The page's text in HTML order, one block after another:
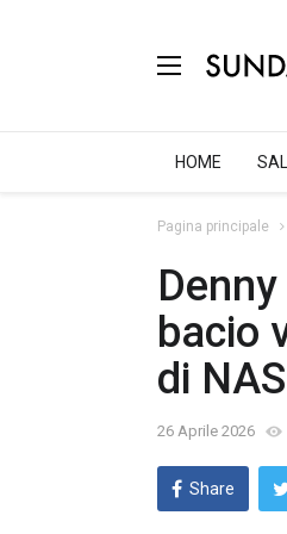
HOME
Pagina principale
bacio
di
26 Aprile 2026
Share